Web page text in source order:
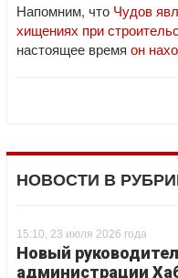
Напомним, что Чудов
хищениях при
настоящее время он
НОВОСТИ В
15:10, 23 июля 2026 года
Новый
администрации